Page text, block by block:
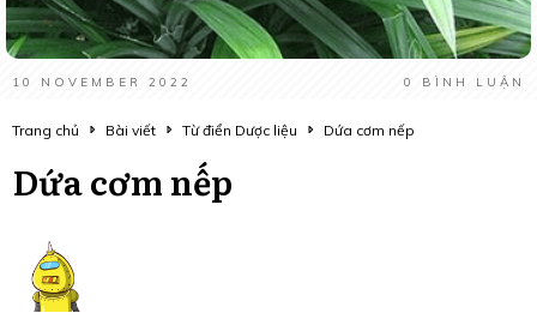
10 NOVEMBER 2022 0 BÌNH LUẬN
Trang chủ Bài viết Từ điển Dược liệu Dứa cơm nếp
Dứa cơm nếp